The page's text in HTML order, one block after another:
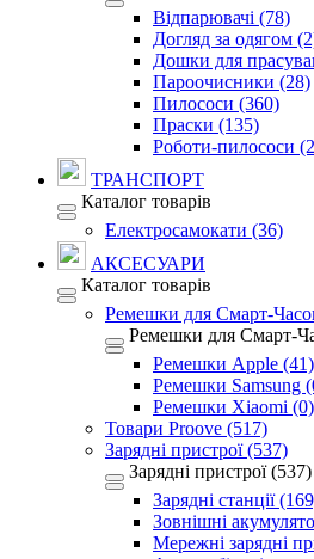
Відпарювачі (78)
Догляд за одягом
Дошки для
Пароочисники (28)
Пилососи (360)
Праски (135)
Роботи-пилососи
ТРАНСПОРТ
Каталог товарів
Електросамокати (36)
АКСЕСУАРИ
Каталог товарів
Ремешки для Смарт-
Ремешки для Смарт-
Ремешки Apple (41)
Ремешки Samsung
Ремешки Xiaomi (0)
Товари Proove (517)
Зарядні пристрої (537)
Зарядні пристрої (537)
Зарядні станції
Зовнішні
Мережні зарядні